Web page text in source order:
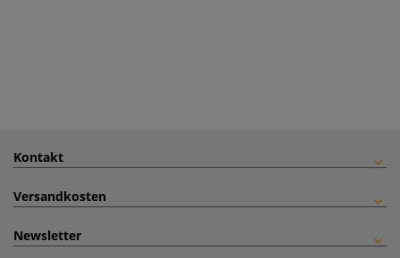
Kontakt
Versandkosten
Newsletter